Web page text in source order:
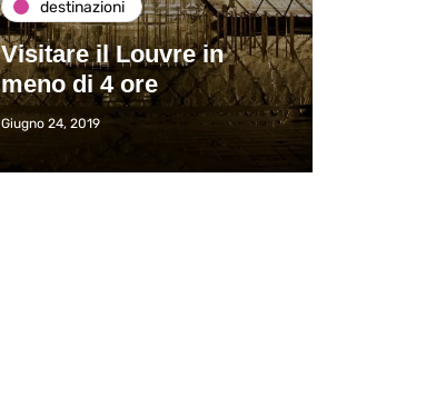
destinazioni
Visitare il Louvre in
meno di 4 ore
Giugno 24, 2019